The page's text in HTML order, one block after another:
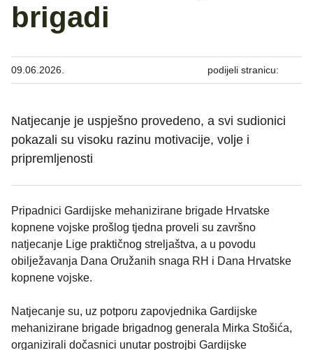
brigadi
09.06.2026. podijeli stranicu:
Natjecanje je uspješno provedeno, a svi sudionici
pokazali su visoku razinu motivacije, volje i
pripremljenosti
Pripadnici Gardijske mehanizirane brigade Hrvatske
kopnene vojske prošlog tjedna proveli su završno
natjecanje Lige praktičnog streljaštva, a u povodu
obilježavanja Dana Oružanih snaga RH i Dana Hrvatske
kopnene vojske.
Natjecanje su, uz potporu zapovjednika Gardijske
mehanizirane brigade brigadnog generala Mirka Stošića,
organizirali dočasnici unutar postrojbi Gardijske